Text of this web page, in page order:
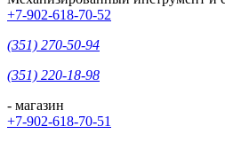
+7-902-618-70-52
(351) 270-50-94
(351) 220-18-98
- магазин
+7-902-618-70-51